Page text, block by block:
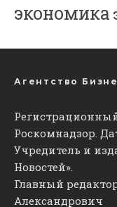
экономика
Агентство
Роскомнадзор.
Учредитель и
Новостей».
Главный
Александрович